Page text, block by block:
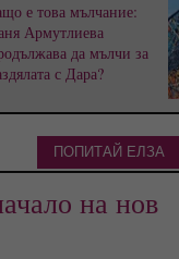
е това мълчание:
Армутлиева
да мълчи за
с Дара?
на нов
ПОПИТАЙ ЕЛЗА